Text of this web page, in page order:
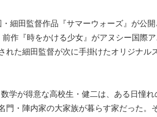
細田監督作品『サマーウォーズ』が公
作『時をかける少女』がアヌシー国際
れた細田監督が次に手掛けたオリジナル
学が得意な高校生・健二は、ある日憧れ
門・陣内家の大家族が暮らす家だった。